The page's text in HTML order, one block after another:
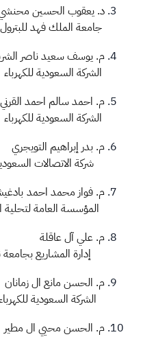
د. يعقوب
جامعة الملك فهد
م. يوسف
الشركة السعودية للكهرباء
م. احمد
الشركة السعودية للكهرباء
م. بدر
شركة الاتصالات
م. فواز
المؤسسة العامة لتحلية
م. علي
إدارة المشاريع
م. الحسن
الشركة السعودية
م. الحسن